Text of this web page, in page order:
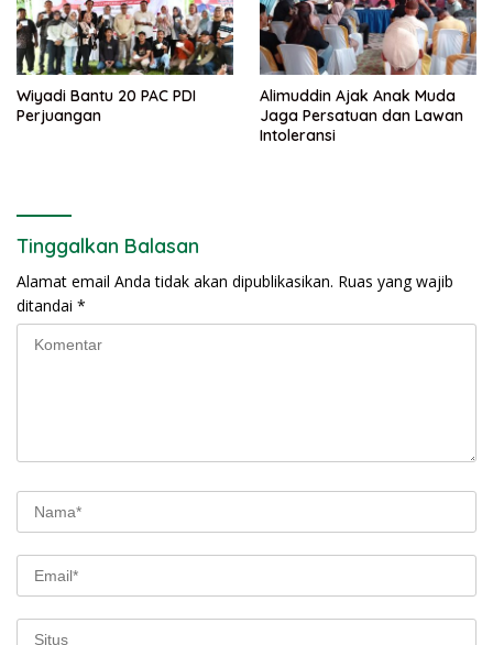
Wiyadi Bantu 20 PAC PDI
Perjuangan
Alimuddin Ajak Anak Muda
Jaga Persatuan dan Lawan
Intoleransi
Tinggalkan Balasan
Alamat email Anda tidak akan dipublikasikan. Ruas yang wajib
ditandai *